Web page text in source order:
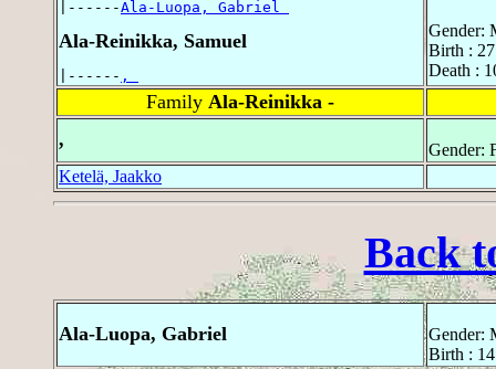
|------Ala-Luopa, Gabriel
Ala-Reinikka, Samuel
|------ ,
Gender:
Birth :
Death :
Family Ala-Reinikka -
,
Gender:
Ketelä, Jaakko
Back
Ala-Luopa, Gabriel
Gender:
Birth :